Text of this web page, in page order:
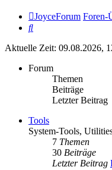
JoyceForum Foren-
Suche
Aktuelle Zeit: 09.08.2026,
Forum
Themen
Beiträge
Letzter Beitrag
Tools
System-Tools,
7 Themen
30 Beiträge
Letzter Beitrag